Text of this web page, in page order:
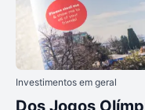
Investimentos em geral